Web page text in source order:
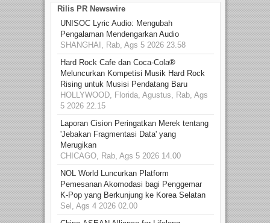
Rilis PR Newswire
UNISOC Lyric Audio: Mengubah
Pengalaman Mendengarkan Audio
SHANGHAI, Rab, Ags 5 2026 23.58
Hard Rock Cafe dan Coca-Cola®
Meluncurkan Kompetisi Musik Hard Rock
Rising untuk Musisi Pendatang Baru
HOLLYWOOD, Florida, Agustus, Rab, Ags
5 2026 22.15
Laporan Cision Peringatkan Merek tentang
'Jebakan Fragmentasi Data' yang
Merugikan
CHICAGO, Rab, Ags 5 2026 14.00
NOL World Luncurkan Platform
Pemesanan Akomodasi bagi Penggemar
K-Pop yang Berkunjung ke Korea Selatan
Sel, Ags 4 2026 02.00